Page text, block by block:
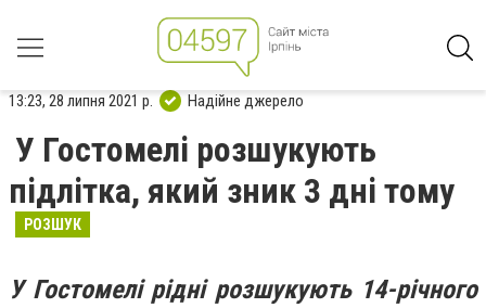
13:23, 28 липня 2021 р. Надійне джерело
У Гостомелі розшукують
підлітка, який зник 3 дні тому
РОЗШУК
У Гостомелі рідні розшукують 14-річного